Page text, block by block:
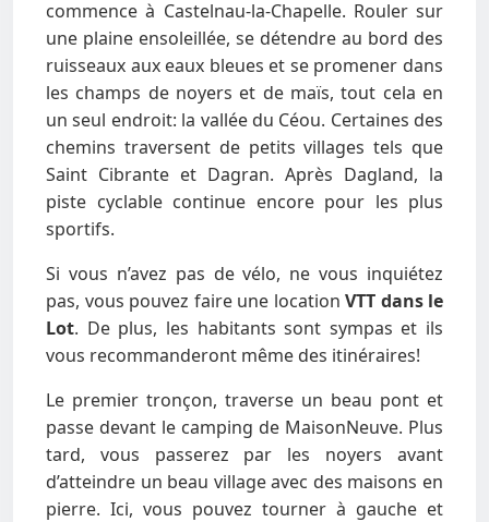
commence à Castelnau-la-Chapelle. Rouler sur
une plaine ensoleillée, se détendre au bord des
ruisseaux aux eaux bleues et se promener dans
les champs de noyers et de maïs, tout cela en
un seul endroit: la vallée du Céou. Certaines des
chemins traversent de petits villages tels que
Saint Cibrante et Dagran. Après Dagland, la
piste cyclable continue encore pour les plus
sportifs.
Si vous n’avez pas de vélo, ne vous inquiétez
pas, vous pouvez faire une location VTT dans le
Lot. De plus, les habitants sont sympas et ils
vous recommanderont même des itinéraires!
Le premier tronçon, traverse un beau pont et
passe devant le camping de MaisonNeuve. Plus
tard, vous passerez par les noyers avant
d’atteindre un beau village avec des maisons en
pierre. Ici, vous pouvez tourner à gauche et